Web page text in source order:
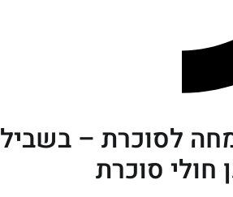
– בשביל
סוכרת